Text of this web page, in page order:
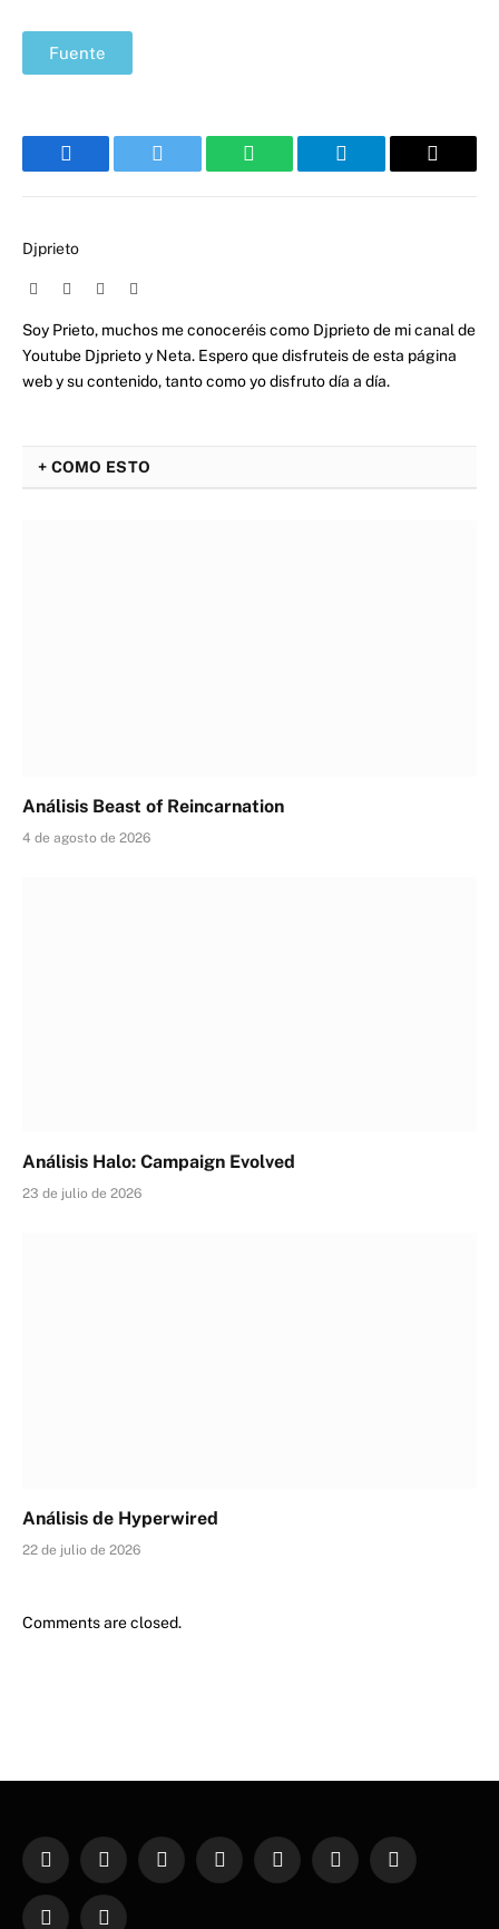
Fuente
Facebook Twitter WhatsApp Telegram Email
Djprieto
WebsiteFacebook
Soy Prieto, muchos me conoceréis como Djprieto de mi canal de
Youtube Djprieto y Neta. Espero que disfruteis de esta página
web y su contenido, tanto como yo disfruto día a día.
+ COMO ESTO
Análisis Beast of Reincarnation
4 de agosto de 2026
Análisis Halo: Campaign Evolved
23 de julio de 2026
Análisis de Hyperwired
22 de julio de 2026
Comments are closed.
Facebook
X
InstagramPinterestYouTubeWhatsAppTikTok